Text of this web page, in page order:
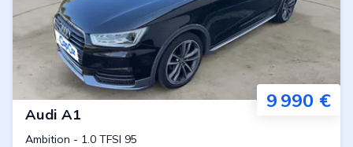
9 990 €
Audi A1
Ambition - 1.0 TFSI 95